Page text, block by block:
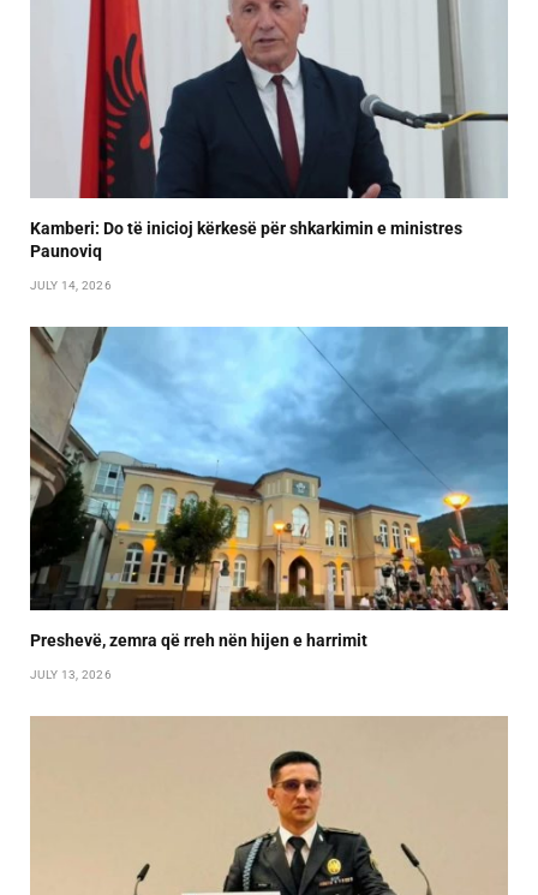
Kamberi: Do të inicioj kërkesë për shkarkimin e ministres
Paunoviq
JULY 14, 2026
Preshevë, zemra që rreh nën hijen e harrimit
JULY 13, 2026